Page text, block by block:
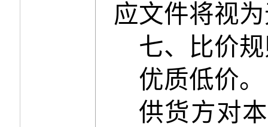
应文件将视
七、
比价
优质低价。
供货方对